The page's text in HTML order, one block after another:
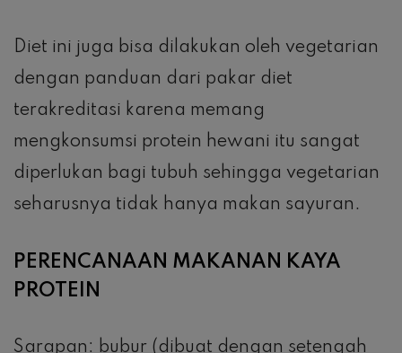
Diet ini juga bisa dilakukan oleh vegetarian
dengan panduan dari pakar diet
terakreditasi karena memang
mengkonsumsi protein hewani itu sangat
diperlukan bagi tubuh sehingga vegetarian
seharusnya tidak hanya makan sayuran.
PERENCANAAN MAKANAN KAYA
PROTEIN
Sarapan: bubur (dibuat dengan setengah